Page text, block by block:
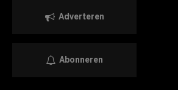
Adverteren
Abonneren